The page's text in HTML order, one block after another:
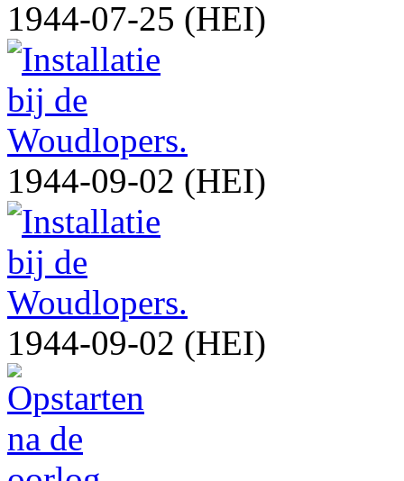
1944-07-25 (HEI)
1944-09-02 (HEI)
1944-09-02 (HEI)